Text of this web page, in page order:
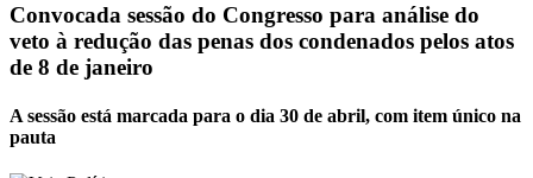
Convocada sessão do Congresso para análise do
veto à redução das penas dos condenados pelos atos
de 8 de janeiro
A sessão está marcada para o dia 30 de abril, com item único na
pauta